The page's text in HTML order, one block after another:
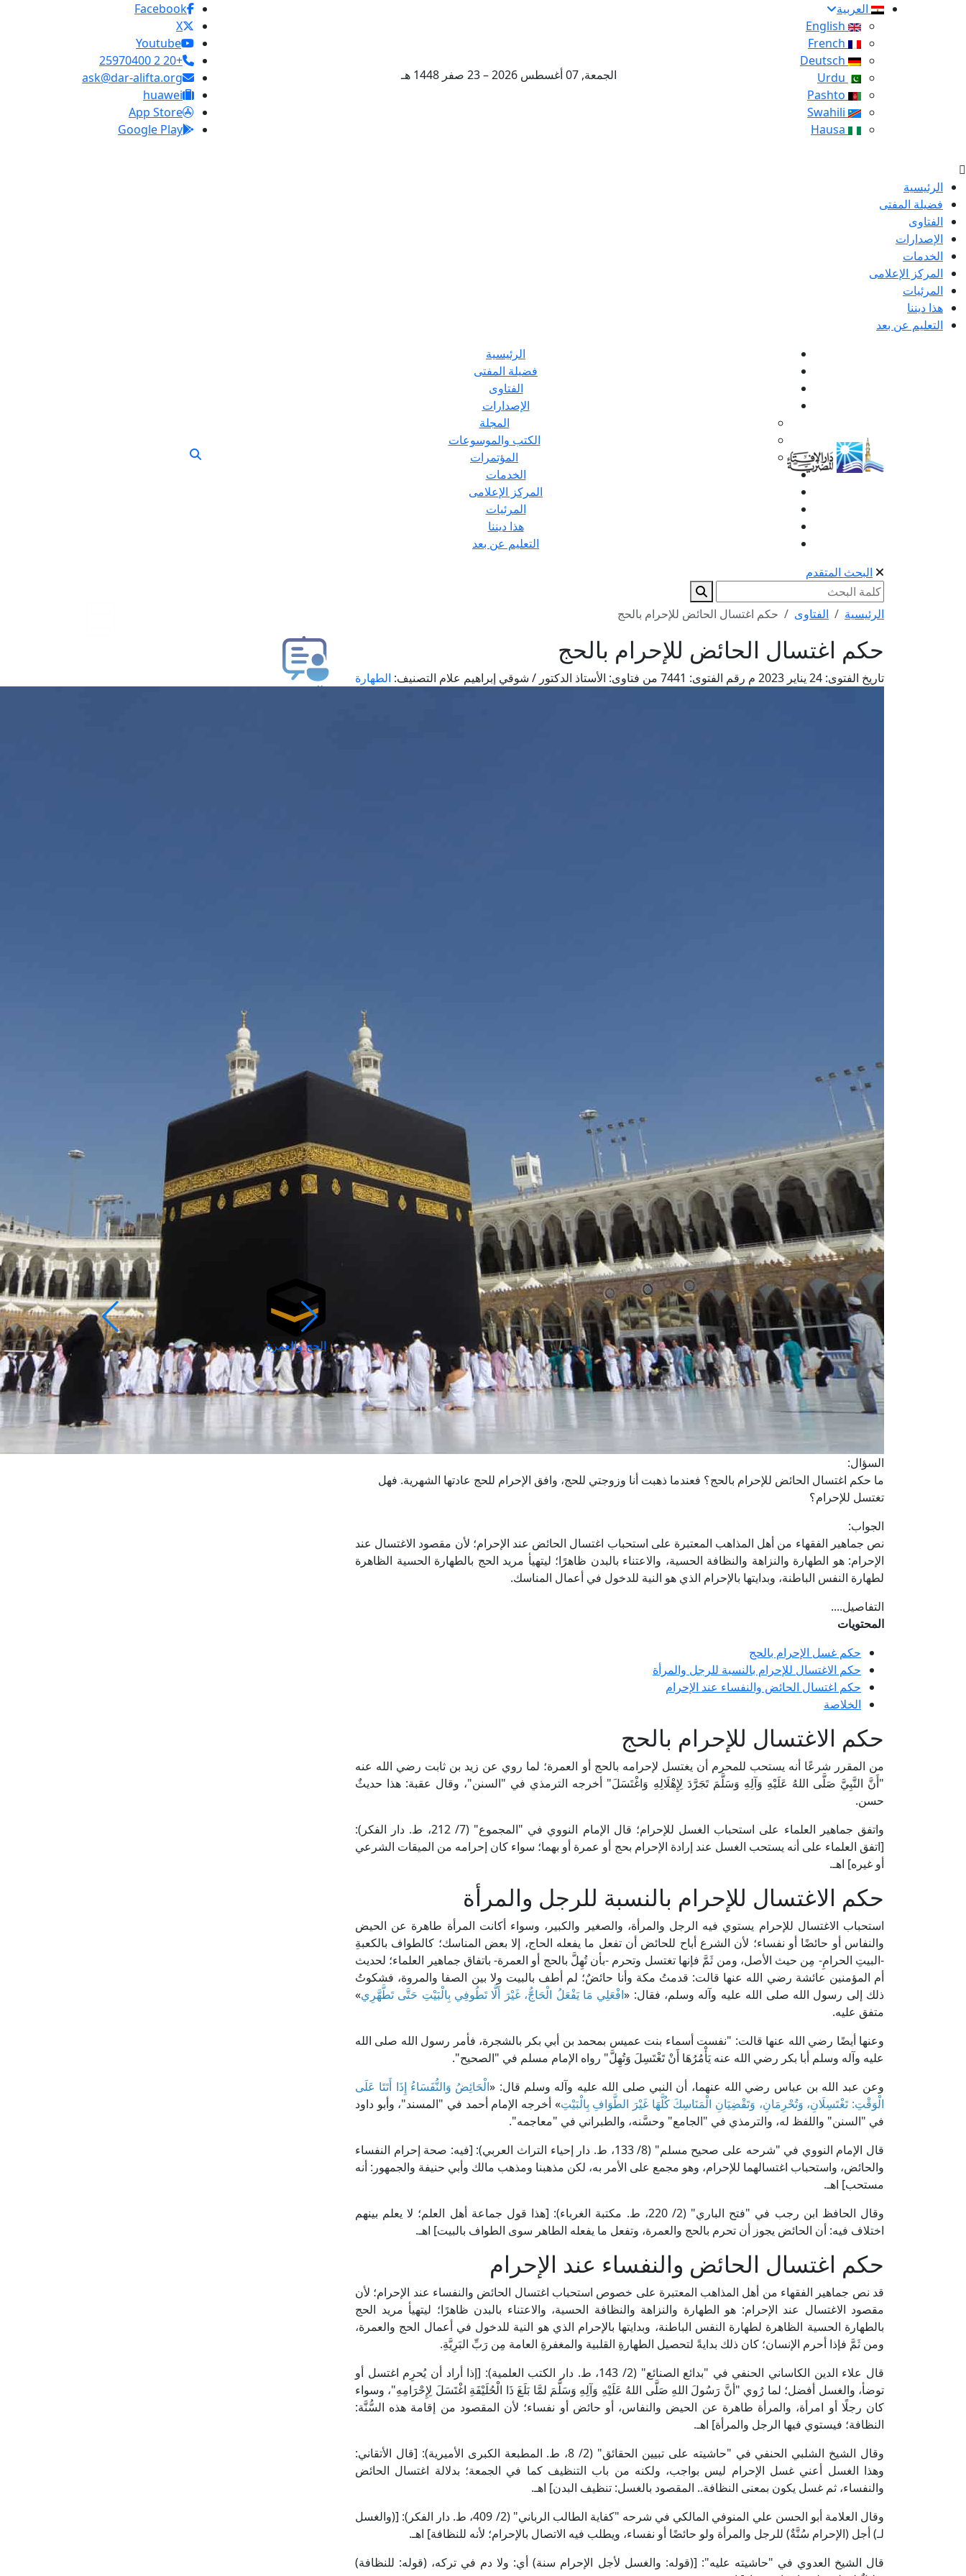
العربية
الجمعة, 07 أغسطس 2026 – 23 صفر 1448 هـ
Facebook
X
Youtube
+20 2 25970400
ask@dar-alifta.org
huawei
App Store
Google Play
الرئيسية
فضيلة المفتى
الفتاوى
الإصدارات
الخدمات
المركز الإعلامى
المرئيات
هذا ديننا
التعليم عن بعد
الرئيسية
فضيلة المفتى
الفتاوى
الإصدارات
المجلة
الكتب والموسوعات
المؤتمرات
الخدمات
المركز الإعلامى
المرئيات
هذا ديننا
التعليم عن بعد
البحث المتقدم
الرئيسية الفتاوى حكم اغتسال الحائض للإحرام بالحج
حكم اغتسال الحائض للإحرام بالحج
تاريخ الفتوى: رقم الفتوى: من فتاوى: الأستاذ الدكتور / شوقي إبراهيم علام التصنيف: الطهارة
السؤال:
ما حكم اغتسال الحائض للإحرام بالحج؟ فعندما ذهبت أنا وزوجتي للحج، وافق الإحرام للحج عادتها الشهرية. فهل
تغتسل للإحرام؟
الجواب:
نص جماهير الفقهاء من أهل المذاهب المعتبرة على استحباب اغتسال الحائض عند الإحرام؛ لأن مقصود الاغتسال عند
الإحرام: هو الطهارة والنزاهة والنظافة الحسية، والاعتناء بالبدن ظاهرًا؛ ليتهيأ مريد الحج بالطهارة الحسية الظاهرة
لطهارة النفس الباطنة، وبدايتها بالإحرام الذي هو النية للدخول في أعمال المناسك.
التفاصيل....
المحتويات
حكم غسل الإحرام بالحج
حكم الاغتسال للإحرام بالنسبة للرجل والمرأة
حكم اغتسال الحائض والنفساء عند الإحرام
الخلاصة
حكم الاغتسال للإحرام بالحج
من المقرر شرعًا أنه يستحب للمحرم أن يغتسل لإحرامه بالحج أو العمرة؛ لما روي عن زيد بن ثابت رضي الله عنه
"أَنَّ النَّبِيَّ صَلَّى اللهُ عَلَيْهِ وَآلِهِ وَسَلَّمَ تَجَرَّدَ لِإِهْلَالِهِ وَاغْتَسَلَ" أخرجه الترمذي في "السنن"، وقال عقبة: هذا حديثٌ
حسن.
واتفق جماهير العلماء على استحباب الغسل للإحرام؛ قال الإمام النووي في "المجموع" (7/ 212، ط. دار الفكر):
[اتفق العلماء على أنه يستحب الغسل عند إرادة الإحرام بحج أو عمرة أو بهما؛ سواء كان إحرامه من الميقات الشرعي
أو غيره] اهـ.
حكم الاغتسال للإحرام بالنسبة للرجل والمرأة
استحباب الاغتسال للإحرام يستوي فيه الرجل والمرأة، والصغير والكبير، وسواء أكانت المرأة طاهرة عن الحيض
والنفاس أو حائضًا أو نفساء؛ لأن الشرع أباح للحائض أن تفعل ما يفعله الحاج، إلا بعض المناسك؛ كالطواف بالكعبةِ
-البيتِ الحرامِ- مِن حيث الأصل، ومن ثَمَّ فإنها تغتسل وتحرم -بأن تُهِلَّ بالحج أو العمرة- باتفاق جماهير العلماء؛ لحديث
أم المؤمنين عائشة رضي الله عنها قالت: قدمتُ مكة وأنا حائضٌ؛ لم أطف بالبيت ولا بين الصفا والمروة، فشكوتُ
ذلك إلى رسول الله صلى الله عليه وآله وسلم، فقال: «افْعَلِي مَا يَفْعَلُ الْحَاجُّ، غَيْرَ أَلَّا تَطُوفِي بِالْبَيْتِ حَتَّى تَطَّهَّرِي»
متفق عليه.
وعنها أيضًا رضي الله عنها قالت: "نفست أسماء بنت عميس بمحمد بن أبي بكر بالشجرة، فأمر رسول الله صلى الله
عليه وآله وسلم أبا بكر رضي الله عنه يَأْمُرُهَا أَنْ تَغْتَسِلَ وَتُهِلَّ" رواه الإمام مسلم في "الصحيح".
وعن عبد الله بن عباس رضي الله عنهما، أن النبي صلى الله عليه وآله وسلم قال: «الْحَائِضُ وَالنُّفَسَاءُ إِذَا أَتَتَا عَلَى
الْوَقْتِ: تَغْتَسِلَانِ، وَتُحْرِمَانِ، وَتَقْضِيَانِ الْمَنَاسِكَ كُلَّهَا غَيْرَ الطَّوَافِ بِالْبَيْتِ» أخرجه الإمام أحمد في "المسند"، وأبو داود
في "السنن" واللفظ له، والترمذي في "الجامع" وحسَّنه، والطبراني في "معاجمه".
قال الإمام النووي في "شرحه على صحيح مسلم" (8/ 133، ط. دار إحياء التراث العربي): [فيه: صحة إحرام النفساء
والحائض، واستحباب اغتسالهما للإحرام، وهو مجمع على الأمر به، لكن مذهبنا ومذهب مالك وأبي حنيفة والجمهور: أنه
مستحب] اهـ.
وقال الحافظ ابن رجب في "فتح الباري" (2/ 220، ط. مكتبة الغرباء): [هذا قول جماعة أهل العلم؛ لا يعلم بينهم
اختلاف فيه: أن الحائض يجوز أن تحرم بالحج والعمرة، وتفعل ما يفعله الطاهر سوى الطواف بالبيت] اهـ.
حكم اغتسال الحائض والنفساء عند الإحرام
قد نص جماهير الفقهاء من أهل المذاهب المعتبرة على خصوص استحباب اغتسال الحائض والنفساء عند الإحرام؛ لأن
مقصود الاغتسال عند الإحرام: هو الطهارة والنزاهة والنظافة الحسية، والاعتناء بالبدن ظاهرًا؛ ليتهيأ مريد الحج
بالطهارة الحسية الظاهرة لطهارة النفس الباطنة، وبدايتها بالإحرام الذي هو النية للدخول في أعمال الحج والعمرة،
ومن ثَمَّ فإذا أحرم الإنسان؛ كان ذلك بدايةً لتحصيل الطهارةِ القلبية والمغفرةِ العامة مِن رَبِّ البَرِيَّةِ.
قال علاء الدين الكاساني الحنفي في "بدائع الصنائع" (2/ 143، ط. دار الكتب العلمية): [إذا أراد أن يُحرِم اغتسل أو
توضأ، والغسل أفضل؛ لما رُوي "أنَّ رَسُولَ اللهِ صَلَّى اللهُ عَلَيْهِ وَآلِهِ وَسَلَّمَ لمَّا بَلَغَ ذَا الْحُلَيْفَةِ اغْتَسَلَ لِإِحْرَامِهِ"، وسواء
كان رجلًا أو امرأة، والمرأة طاهرة عن الحيض والنفاس، أو حائض أو نفساء؛ لأن المقصود من إقامة هذه السُّنَّة:
النظافة؛ فيستوي فيها الرجل والمرأة] اهـ.
وقال الشيخ الشلبي الحنفي في "حاشيته على تبيين الحقائق" (2/ 8، ط. المطبعة الكبرى الأميرية): [قال الأتقاني:
وهذا الغسل أعني غسل الإحرام ليس بواجب، ولكنه من باب التنظيف كما في الجمعة؛ بدلالة اغتسال الحائض
والنفساء، ثم غسل يكون بمعنى النظافة.. المقصود بالغسل: تنظيف البدن] اهـ.
وقال العلامة أبو الحسن علي المنوفي المالكي في شرحه "كفاية الطالب الرباني" (2/ 409، ط. دار الفكر): [(والغسل
لـ) أجل (الإحرام سُنَّةٌ) للرجل والمرأة ولو حائضًا أو نفساء، ويطلب فيه الاتصال بالإحرام؛ لأنه للنظافة] اهـ.
قال الشيخ العدوي في "حاشيته عليه": [(قوله: والغسل لأجل الإحرام سنة) أي: ولا دم في تركه، (قوله: للنظافة)
طلب فتوى
العصر
العشاء
9 :9
الحج والعمرة رمضان